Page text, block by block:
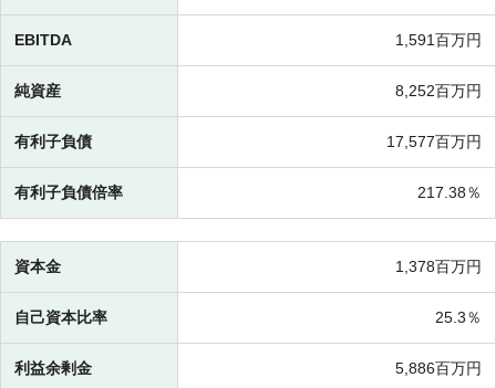
EBITDA 1,591百万円
純資産 8,252百万円
有利子負債 17,577百万円
有利子負債倍率 217.38％
資本金 1,378百万円
自己資本比率 25.3％
利益余剰金 5,886百万円